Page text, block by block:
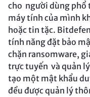
cho người dùng phổ
máy tính của mình
hoặc tin tặc.
tính năng đặt bảo
chặn ransomware,
trực tuyến và quản
tạo một mật khẩu
đều được quản lý